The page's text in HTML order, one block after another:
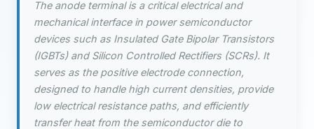
The anode terminal is a critical electrical and
mechanical interface in power semiconductor
devices such as Insulated Gate Bipolar Transistors
(IGBTs) and Silicon Controlled Rectifiers (SCRs). It
serves as the positive electrode connection,
designed to handle high current densities, provide
low electrical resistance paths, and efficiently
transfer heat from the semiconductor die to